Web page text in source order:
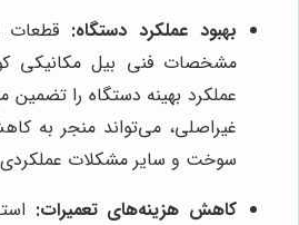
بهبود عملکرد دستگاه: قطعات
مشخصات فنی بیل مکانیکی
عملکرد بهینه دستگاه را تضمین
غیراصلی، می‌تواند منجر به
سوخت و سایر مشکلات
کاهش هزینه‌های تعمیرات: